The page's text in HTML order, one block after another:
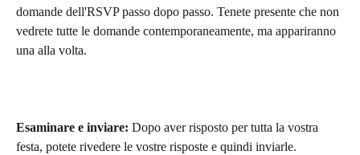
domande dell'RSVP passo dopo passo. Tenete presente che non
vedrete tutte le domande contemporaneamente, ma appariranno
una alla volta.
Esaminare e inviare: Dopo aver risposto per tutta la vostra
festa, potete rivedere le vostre risposte e quindi inviarle.